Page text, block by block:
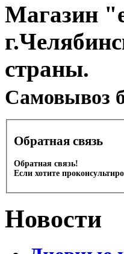
Магазин
страны.
Cамовывоз
Обратная связь
Обратная связь!
Если хотите
Новости